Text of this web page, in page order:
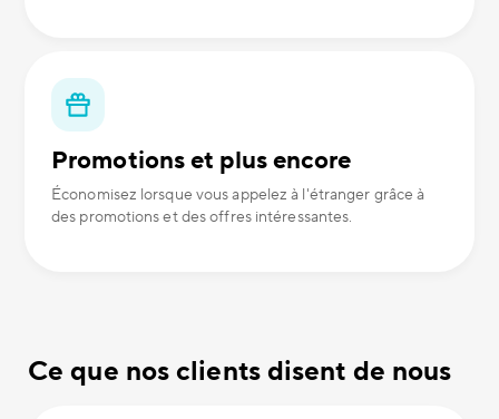
Promotions et plus encore
Économisez lorsque vous appelez à l'étranger grâce à
des promotions et des offres intéressantes.
Ce que nos clients disent de nous